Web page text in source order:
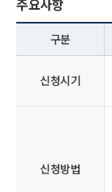
주요사항
구분
신청시기
신청방법